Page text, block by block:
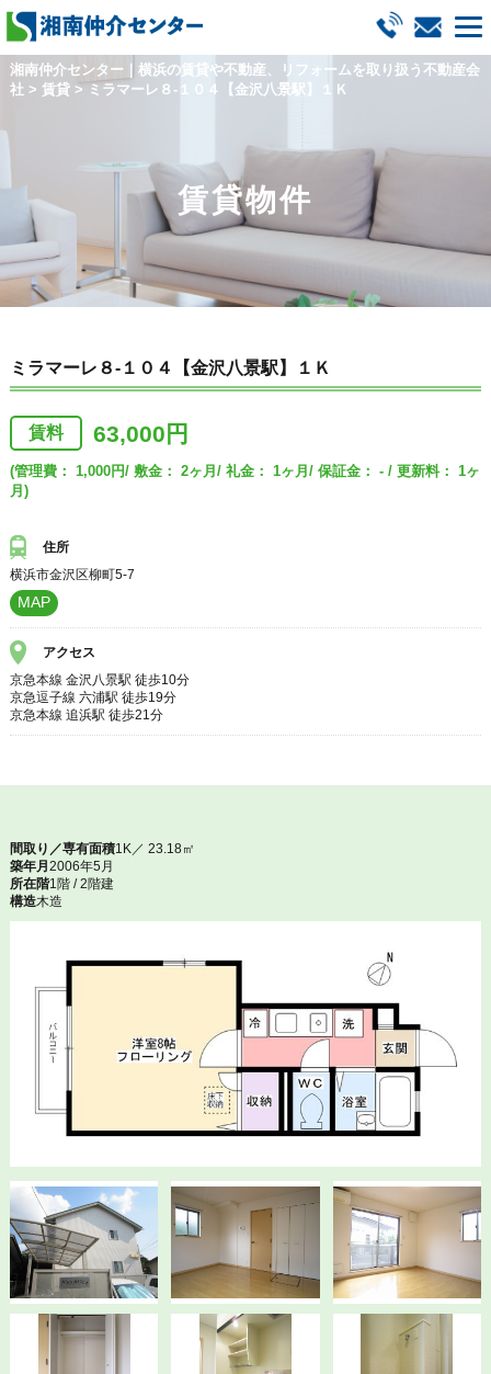
湘南仲介センター｜横浜の賃貸や不動産、リフォームを取り扱う不動産会
社 > 賃貸> ミラマーレ８-１０４【金沢八景駅】１Ｋ
賃貸物件
ミラマーレ８-１０４【金沢八景駅】１Ｋ
賃料 63,000円
(管理費： 1,000円/ 敷金： 2ヶ月/ 礼金： 1ヶ月/ 保証金： - / 更新料： 1ヶ
月)
住所
横浜市金沢区柳町5-7
MAP
アクセス
京急本線 金沢八景駅 徒歩10分
京急逗子線 六浦駅 徒歩19分
京急本線 追浜駅 徒歩21分
間取り／専有面積1K／ 23.18㎡
築年月2006年5月
所在階1階 / 2階建
構造木造